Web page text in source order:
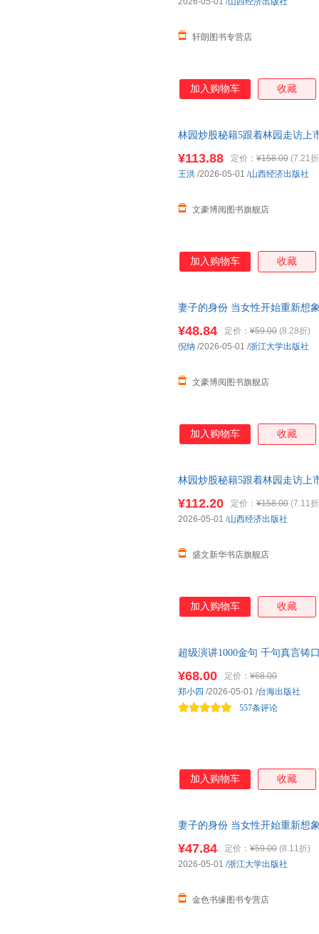
轩朗图书专营店
加入购物车 收藏
林园炒股秘籍5跟着林园走访上
研秘诀 让你的每一次投资都有
¥113.88 定价： ¥158.00 (7.21
文豪博阅图书旗舰店
王洪 /2026-05-01 /山西经济出版社
加入购物车 收藏
妻子的身份 当女性开始重新想
择，《妻子的身份》拆解婚姻
探讨可能，让爱情归本心、婚
¥48.84 定价： ¥59.00 (8.28折)
文豪博阅图书旗舰店
倪纳 /2026-05-01 /浙江大学出版社
加入购物车 收藏
林园炒股秘籍5跟着林园走访上
¥112.20 定价： ¥158.00 (7.11
盛文新华书店旗舰店
2026-05-01 /山西经济出版社
加入购物车 收藏
超级演讲1000金句 千句真言铸
金句脱口即赢
¥68.00 定价： ¥68.00
557条评论
郑小四 /2026-05-01 /台海出版社
加入购物车 收藏
妻子的身份 当女性开始重新想
¥47.84 定价： ¥59.00 (8.11折)
金色书缘图书专营店
2026-05-01 /浙江大学出版社